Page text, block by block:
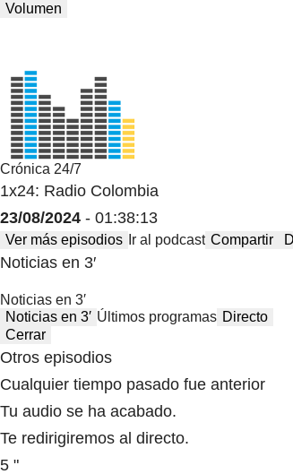
Volumen
Crónica 24/7
1x24: Radio Colombia
23/08/2024 - 01:38:13
Ver más episodios Ir al podcast Compartir
Noticias en 3′
Noticias en 3′
Noticias en 3′ Últimos programas Directo
Cerrar
Otros episodios
Cualquier tiempo pasado fue anterior
Tu audio se ha acabado.
Te redirigiremos al directo.
5 "